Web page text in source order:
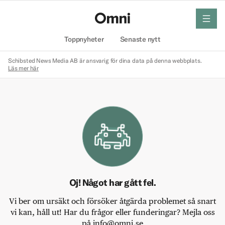
Toppnyheter Senaste nytt
meny
Schibsted News Media AB är ansvarig för dina data på denna webbplats.
Läs mer här
Oj! Något har gått fel.
Vi ber om ursäkt och försöker åtgärda problemet så snart
vi kan, håll ut! Har du frågor eller funderingar? Mejla oss